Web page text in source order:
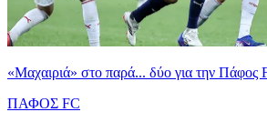
«Μαχαιριά» στο παρά... δύο για την Πάφος
ΠΑΦΟΣ FC